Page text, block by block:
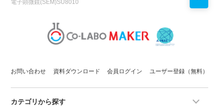
電子顕微鏡(SEM)SU8010
お問い合わせ 資料ダウンロード 会員ログイン ユーザー登録（無料）
カテゴリから探す